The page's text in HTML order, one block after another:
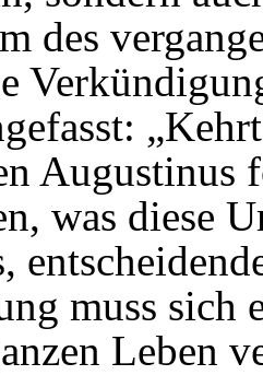
des
Augustinus
was diese
muss sich
Leben